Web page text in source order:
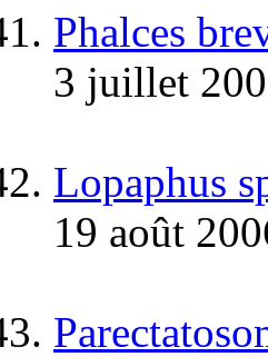
Phalces
3 juillet
Lopaphus
19 août